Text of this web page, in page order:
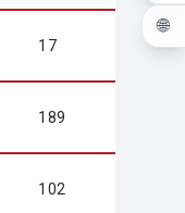
🌐
17
189
102